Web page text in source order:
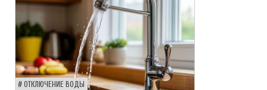
ОТКЛЮЧЕНИЕ ВОДЫ